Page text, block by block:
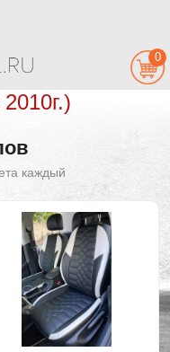
0
каждый